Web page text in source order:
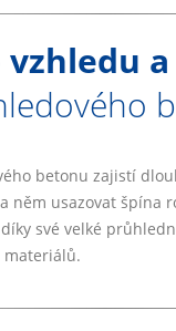
betonu zajistí
usazovat špína
své velké
materiálů.